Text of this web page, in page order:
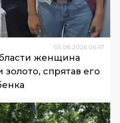
05.08.2026 06:47
женщина
золото, спрятав его